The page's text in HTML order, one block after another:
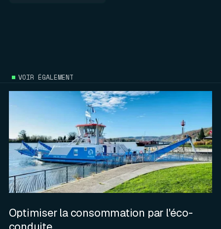
VOIR ÉGALEMENT
Optimiser la consommation par l'éco-